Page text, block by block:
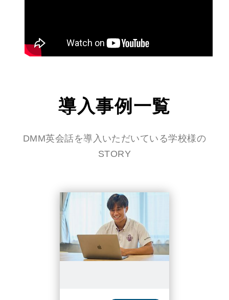
導入事例一覧
DMM英会話を導入いただいている学校様の
STORY